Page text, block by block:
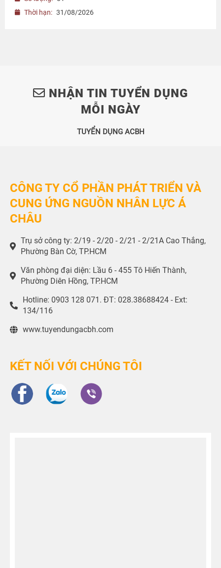
Thời hạn: 31/08/2026
NHẬN TIN TUYỂN DỤNG
MỖI NGÀY
TUYỂN DỤNG ACBH
CÔNG TY CỔ PHẦN PHÁT TRIỂN VÀ
CUNG ỨNG NGUỒN NHÂN LỰC Á
CHÂU
Trụ sở công ty: 2/19 - 2/20 - 2/21 - 2/21A Cao Thắng,
Phường Bàn Cờ, TP.HCM
Văn phòng đại diện: Lầu 6 - 455 Tô Hiến Thành,
Phường Diên Hồng, TP.HCM
Hotline: 0903 128 071. ĐT: 028.38688424 - Ext:
134/116
www.tuyendungacbh.com
KẾT NỐI VỚI CHÚNG TÔI